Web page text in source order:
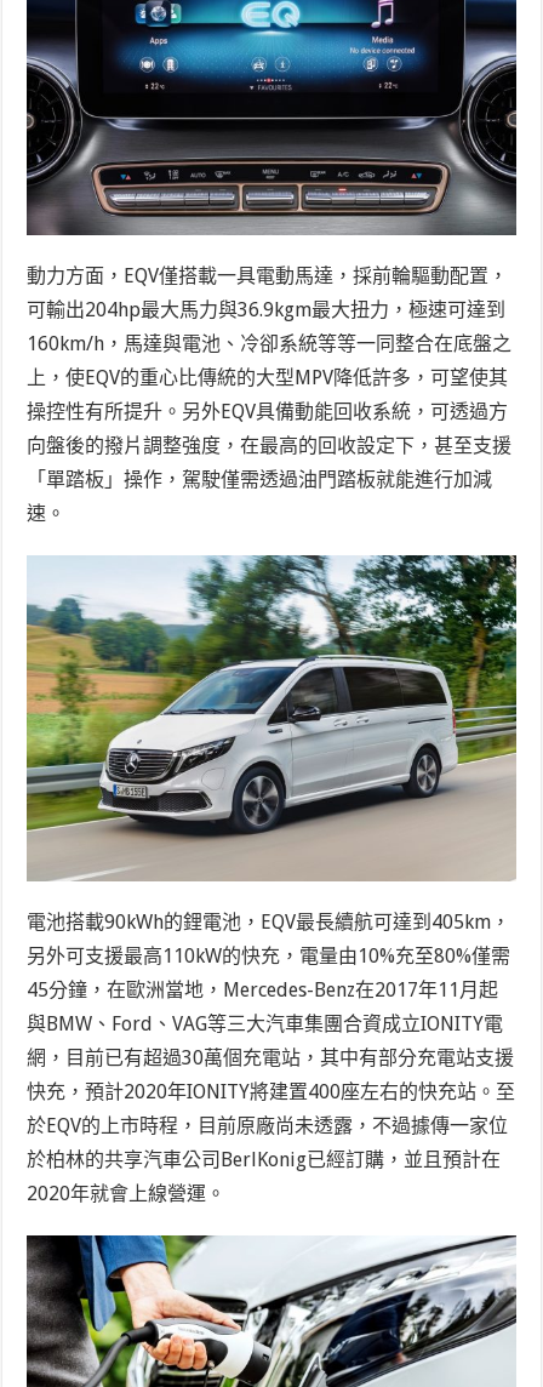
動力方面，EQV僅搭載一具電動馬達，採前輪驅動配置，
可輸出204hp最大馬力與36.9kgm最大扭力，極速可達到
160km/h，馬達與電池、冷卻系統等等一同整合在底盤之
上，使EQV的重心比傳統的大型MPV降低許多，可望使其
操控性有所提升。另外EQV具備動能回收系統，可透過方
向盤後的撥片調整強度，在最高的回收設定下，甚至支援
「單踏板」操作，駕駛僅需透過油門踏板就能進行加減
速。
電池搭載90kWh的鋰電池，EQV最長續航可達到405km，
另外可支援最高110kW的快充，電量由10%充至80%僅需
45分鐘，在歐洲當地，Mercedes-Benz在2017年11月起
與BMW、Ford、VAG等三大汽車集團合資成立IONITY電
網，目前已有超過30萬個充電站，其中有部分充電站支援
快充，預計2020年IONITY將建置400座左右的快充站。至
於EQV的上市時程，目前原廠尚未透露，不過據傳一家位
於柏林的共享汽車公司BerlKonig已經訂購，並且預計在
2020年就會上線營運。